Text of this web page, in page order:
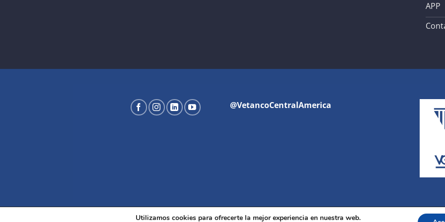
APP
@VetancoCentralAmerica
Utilizamos cookies para ofrecerte la mejor experiencia en nuestra web.